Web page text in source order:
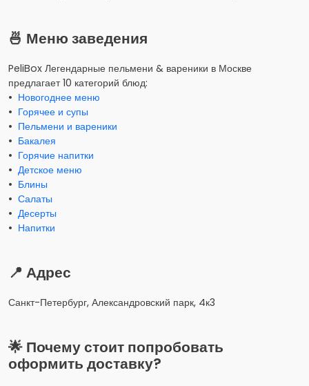
🍜 Меню заведения
PeliBox Легендарные пельмени & вареники в Москве
предлагает 10 категорий блюд:
• Новогоднее меню
• Горячее и супы
• Пельмени и вареники
• Бакалея
• Горячие напитки
• Детское меню
• Блины
• Салаты
• Десерты
• Напитки
📍 Адрес
Санкт-Петербург, Александровский парк, 4к3
🌟 Почему стоит попробовать
оформить доставку?